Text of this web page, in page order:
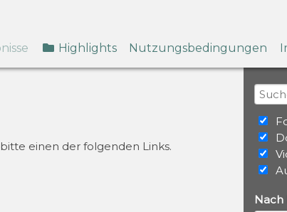
Highlights Nutzungsbedingungen
einen der folgenden Links.